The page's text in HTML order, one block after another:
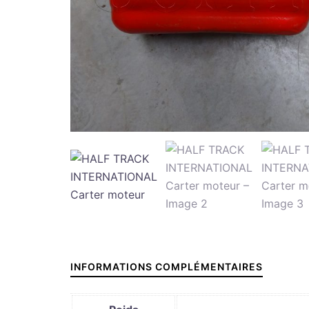
INFORMATIONS COMPLÉMENTAIRES